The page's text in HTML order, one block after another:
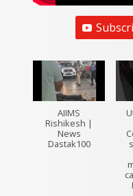
AIIMS
Rishikesh |
News
Dastak100